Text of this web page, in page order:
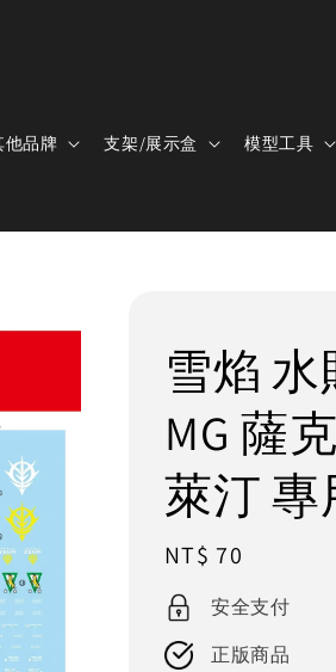
他品牌 支架/展示盒 模型工具
雪焰 水
MG 薩
萊汀 專
Regular
price
NT$ 70
安全支付
正版商品